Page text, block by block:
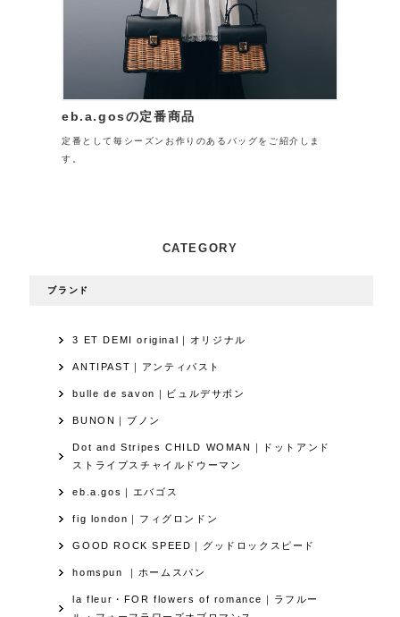
eb.a.gosの定番商品
定番として毎シーズンお作りのあるバッグをご紹介しま
す。
CATEGORY
ブランド
3 ET DEMI original｜オリジナル
ANTIPAST｜アンティパスト
bulle de savon｜ビュルデサボン
BUNON｜ブノン
Dot and Stripes CHILD WOMAN｜ドットアンド
ストライプスチャイルドウーマン
eb.a.gos｜エバゴス
fig london｜フィグロンドン
GOOD ROCK SPEED｜グッドロックスピード
homspun ｜ホームスパン
la fleur・FOR flowers of romance｜ラフルー